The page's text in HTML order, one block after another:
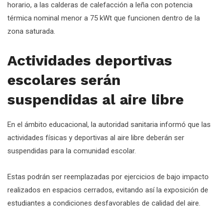
horario, a las calderas de calefacción a leña con potencia
térmica nominal menor a 75 kWt que funcionen dentro de la
zona saturada.
Actividades deportivas
escolares serán
suspendidas al aire libre
En el ámbito educacional, la autoridad sanitaria informó que las
actividades físicas y deportivas al aire libre deberán ser
suspendidas para la comunidad escolar.
Estas podrán ser reemplazadas por ejercicios de bajo impacto
realizados en espacios cerrados, evitando así la exposición de
estudiantes a condiciones desfavorables de calidad del aire.